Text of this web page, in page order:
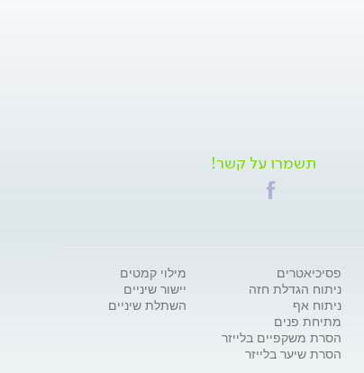
תשמרו על קשר!
פסיכיאטרים
ניתוח הגדלת חזה
ניתוח אף
מתיחת פנים
הסרת משקפיים בלייזר
הסרת שיער בלייזר
מילוי קמטים
יישור שיניים
השתלת שיניים